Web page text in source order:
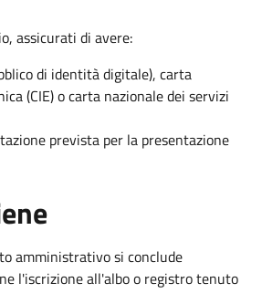
assicurati di avere:
di identità digitale), carta
(CIE) o carta nazionale dei servizi
prevista per la presentazione
amministrativo si conclude
l'iscrizione all'albo o registro tenuto